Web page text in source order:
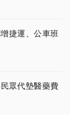
捷運、公車班
眾代墊醫藥費